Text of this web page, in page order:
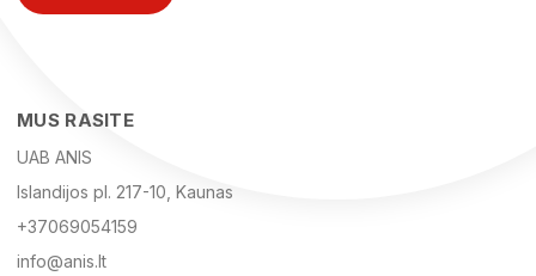
MUS RASITE
UAB ANIS
Islandijos pl. 217-10, Kaunas
+37069054159
info@anis.lt